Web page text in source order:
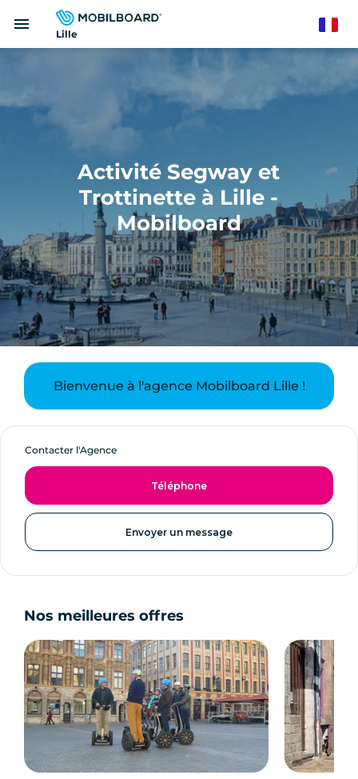
Lille
menu
Activité Segway et
Trottinette à Lille -
Mobilboard
Bienvenue à l'agence Mobilboard Lille !
Contacter l'Agence
Téléphone
Envoyer un message
Nos meilleures offres